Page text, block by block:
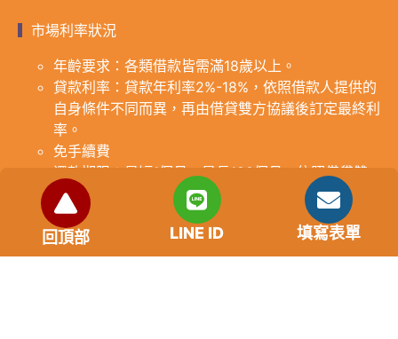
市場利率狀況
年齡要求：各類借款皆需滿18歲以上。
貸款利率：貸款年利率2%-18%，依照借款人提供的
自身條件不同而異，再由借貸雙方協議後訂定最終利
率。
免手續費
還款期限：最短1個月，最長180個月，依照借貸雙
方協議而訂。
範例試算：小明急需現金10萬元，經多方比較利率
後選定金主，雙方簽定於36個月內須還清借款，年
利率12%計算，每月利息1000元，無須手續費。
回頂部 LINE ID 填寫表單